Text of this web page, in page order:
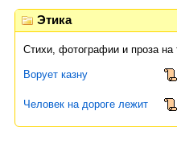
Этика
Стихи, фотографии и проза на
Ворует казну
Человек на дороге лежит